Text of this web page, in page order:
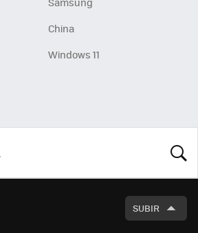
China
Windows 11
SUBIR